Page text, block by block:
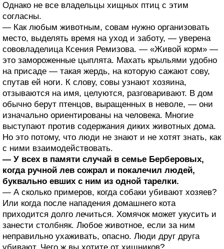
Однако не все владельцы хищных птиц с этим
согласны.
— Как любым животным, совам нужно организовать
место, выделять время на уход и заботу, — уверена
сововладелица Ксения Ремизова. — «Живой корм» —
это замороженные цыплята. Махать крыльями удобно
на присаде — такая жердь, на которую сажают сову,
спутав ей ноги. К слову, совы узнают хозяина,
отзываются на имя, целуются, разговаривают. В дом
обычно берут птенцов, выращенных в неволе, — они
изначально ориентированы на человека. Многие
выступают против содержания диких животных дома.
Но это потому, что люди не знают и не хотят знать, как
с ними взаимодействовать.
— У всех в памяти случай в семье Берберовых,
когда ручной лев сожрал и покалечил людей,
буквально евших с ним из одной тарелки.
— А сколько примеров, когда собаки убивают хозяев?
Или когда после нападения домашнего кота
приходится долго лечиться. Хомячок может укусить и
занести столбняк. Любое животное, если за ним
неправильно ухаживать, опасно. Люди друг друга